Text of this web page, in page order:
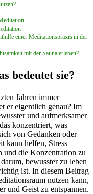
einer Meditationspraxis in der
mit der Sauna erleben?
bedeutet sie?
Jahren immer
er eigentlich genau? Im
und aufmerksamer
konzentriert, was
von Gedanken oder
kann helfen, Stress
und die Konzentration zu
bewusster zu leben
ist. In diesem Beitrag
nutzen kann,
und Geist zu entspannen.